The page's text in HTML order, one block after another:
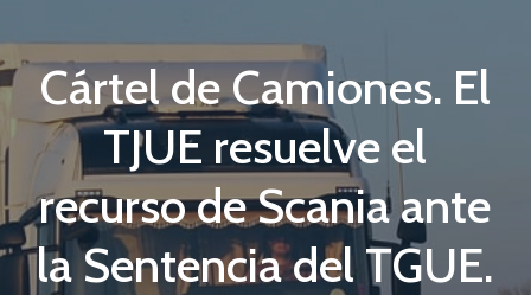
Cártel de Camiones. El
TJUE resuelve el
recurso de Scania ante
la Sentencia del TGUE.